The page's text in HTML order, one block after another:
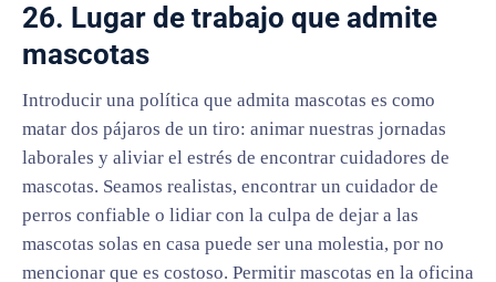
26. Lugar de trabajo que admite
mascotas
Introducir una política que admita mascotas es como
matar dos pájaros de un tiro: animar nuestras jornadas
laborales y aliviar el estrés de encontrar cuidadores de
mascotas. Seamos realistas, encontrar un cuidador de
perros confiable o lidiar con la culpa de dejar a las
mascotas solas en casa puede ser una molestia, por no
mencionar que es costoso. Permitir mascotas en la oficina